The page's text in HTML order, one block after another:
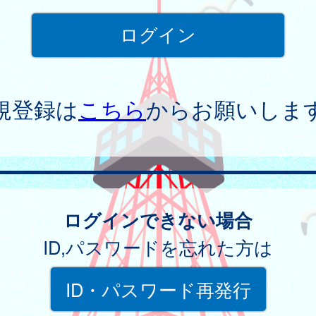
登録はこちらからお願いしま
ログインできない場合
ID,パスワードを忘れた方は
ID・パスワード再発行